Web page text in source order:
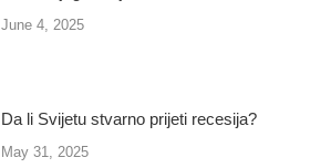
June 4, 2025
Da li Svijetu stvarno prijeti recesija?
May 31, 2025